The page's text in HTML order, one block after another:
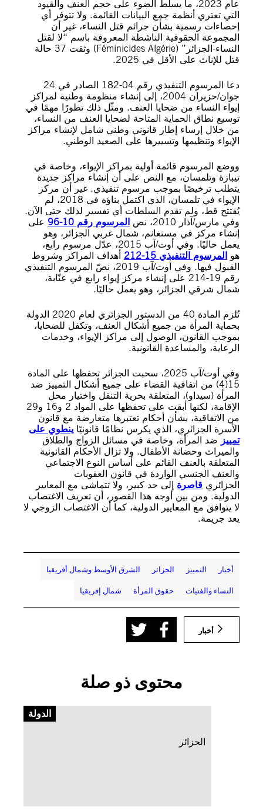
عام 2023، ما يسلط الضوء على حجم العنف والقيود
التي تعتري أنظمة جمع البيانات القائمة. ولا تتوفر أي
إحصاءات رسمية بشأن جرائم قتل النساء، غير أن
المجموعة الحقوقية الناشطة المعروفة باسم “لا لقتل
النساء-الجزائر” (Féminicides Algérie) وثقت 37 حالة
قتل للإناث على الأقل في 2025.
دعا المرسوم التنفيذي رقم 04-182 الصادر في 24
جوان/حزيران 2004، إلى إنشاء منظومة وطنية لمراكز
إيواء النساء من ضحايا العنف. ومثّل ذلك تطورًا مهمًا في
توسيع نطاق الحماية المتاحة لضحايا العنف من النساء،
من خلال إرساء إطار قانوني وطني شامل لإنشاء مراكز
الإيواء وتنظيمها وتسييرها على الصعيد الوطني.
ووضع المرسوم قائمة أولية بمراكز الإيواء، وخاصة في
تيبازة وتلمسان، مع النص على أن إنشاء مراكز جديدة
يتطلب ترخيصًا بموجب مرسوم تنفيذي. غير أن مركز
الإيواء في تلمسان، الذي اكتمل بناؤه في 2018، لم
يُفتتح قط، ولم تقدم السلطات أي تفسير لذلك حتى الآن.
وفي مارس/آذار 2010، نص
المرسوم رقم 10-96
على
إنشاء مركز في مستغانم، شمال غربي الجزائر، وهو
يعمل حاليًا. وفي أوت/آب 2015، عدّل مرسوم رابع،
هو المرسوم التنفيذي 15-212
أهداف المراكز وشروط
القبول فيها. وفي أوت/آب 2019، نصّ المرسوم التنفيذي
رقم 19-214 على إنشاء مركز إيواء رابع في عنّابة،
شمال شرقي الجزائر، وهو يعمل حاليًا.
تُلزم المادة 40 من الدستور الجزائري لعام 2020 الدولة
بحماية المرأة من جميع أشكال العنف، وتكفل للضحايا،
بموجب القانون، الوصول إلى مراكز الإيواء، وخدمات
الرعاية، والمساعدة القانونية.
وفي أوت/آب 2025، سحبت الجزائر تحفظها على المادة
15(4) من اتفاقية القضاء على جميع أشكال التمييز ضد
المرأة (سيداو)، المتعلقة بحرية التنقل واختيار محل
الإقامة، لكنها أبقت على تحفظها على المواد 2 و16 و29
من الاتفاقية، بشأن أحكام تعتبرها متعارضة مع قانون
الأسرة الجزائري، الذي يكرس نظامًا قانونيًا ينطوي على
تمييز ضد المرأة، وخاصة في مسائل الزواج والطلاق
والميراث وحضانة الأطفال. ولا تزال الأحكام القانونية
المتعلقة بالعنف القائم على أساس النوع الاجتماعي
والعنف الجنسي الواردة في قانون العقوبات
الجزائري قاصرة إلى حد كبير، ولا تتماشى مع المعايير
الدولية. ومن بين أوجه هذا القصور، أن تعريف الاغتصاب
لا يتوافق مع المعايير الدولية، كما أن الاغتصاب الزوجي لا
يعد جريمة.
أخبار التمييز الجزائر الشرق الأوسط وشمال أفريقيا
النساء والفتيات حقوق المرأة شمال إفريقيا
أخبار
محتوى ذو صلة
الدولة
الجزائر